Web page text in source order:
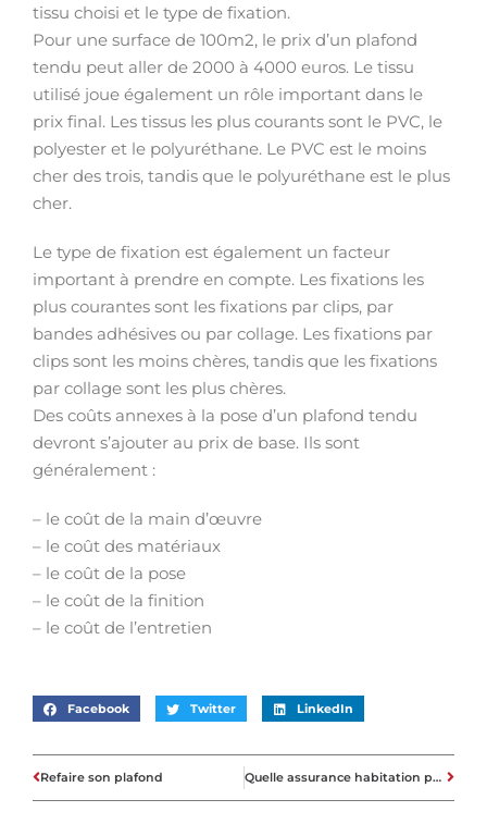
tissu choisi et le type de fixation.
Pour une surface de 100m2, le prix d’un plafond
tendu peut aller de 2000 à 4000 euros. Le tissu
utilisé joue également un rôle important dans le
prix final. Les tissus les plus courants sont le PVC, le
polyester et le polyuréthane. Le PVC est le moins
cher des trois, tandis que le polyuréthane est le plus
cher.
Le type de fixation est également un facteur
important à prendre en compte. Les fixations les
plus courantes sont les fixations par clips, par
bandes adhésives ou par collage. Les fixations par
clips sont les moins chères, tandis que les fixations
par collage sont les plus chères.
Des coûts annexes à la pose d’un plafond tendu
devront s’ajouter au prix de base. Ils sont
généralement :
– le coût de la main d’œuvre
– le coût des matériaux
– le coût de la pose
– le coût de la finition
– le coût de l’entretien
Facebook Twitter LinkedIn
Refaire son plafond Quelle assurance habitation pour une location meublée ?